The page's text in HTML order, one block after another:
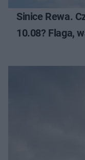
Sinice Rewa.
10.08? Flaga,